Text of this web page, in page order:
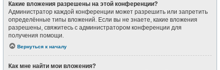
Какие вложения разрешены на этой конференции?
Администратор каждой конференции может разрешить или запретить
определённые типы вложений. Если вы не знаете, какие вложения
разрешены, свяжитесь с администратором конференции для
получения помощи.
Вернуться к началу
Как мне найти мои вложения?